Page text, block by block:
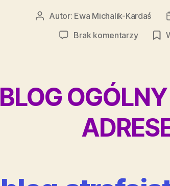
Autor
wpisu
Autor: Ewa Michalik-Kardaś
Brak komentarzydo
BLOG